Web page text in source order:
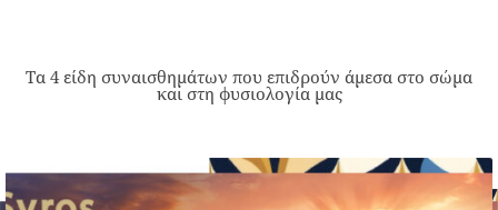
Τα 4 είδη συναισθημάτων που επιδρούν άμεσα στο σώμα
και στη φυσιολογία μας